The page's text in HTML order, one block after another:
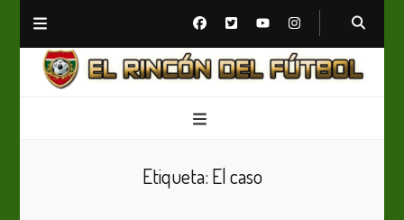
Etiqueta: El caso